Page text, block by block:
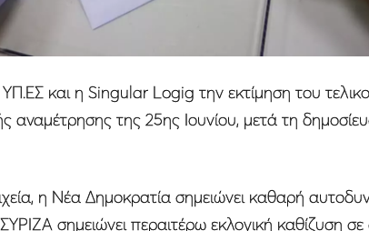
και η Singular Logig την εκτίμηση του
αναμέτρησης της 25ης Ιουνίου, μετά τη
η Νέα Δημοκρατία σημειώνει καθαρή
σημειώνει περαιτέρω εκλογική καθίζυση σε